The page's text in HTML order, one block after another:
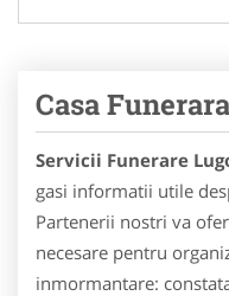
Casa
Servicii Funerare
gasi informatii utile
Partenerii nostri va
necesare pentru
inmormantare: